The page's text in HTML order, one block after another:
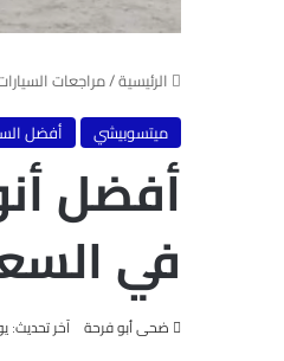
الرئيسية/مراجعات
ميتسوبيشي
أفضل
في
ضحى أبو فرحة آخر تحديث: يونيو